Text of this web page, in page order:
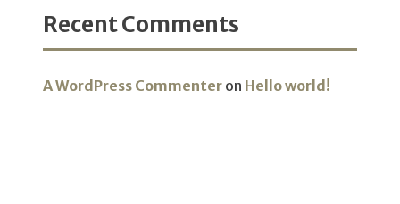
Recent Comments
A WordPress Commenter on Hello world!